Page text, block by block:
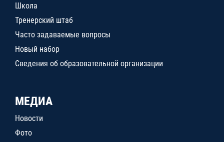
Школа
Тренерский штаб
Часто задаваемые вопросы
Новый набор
Сведения об образовательной организации
МЕДИА
Новости
Фото